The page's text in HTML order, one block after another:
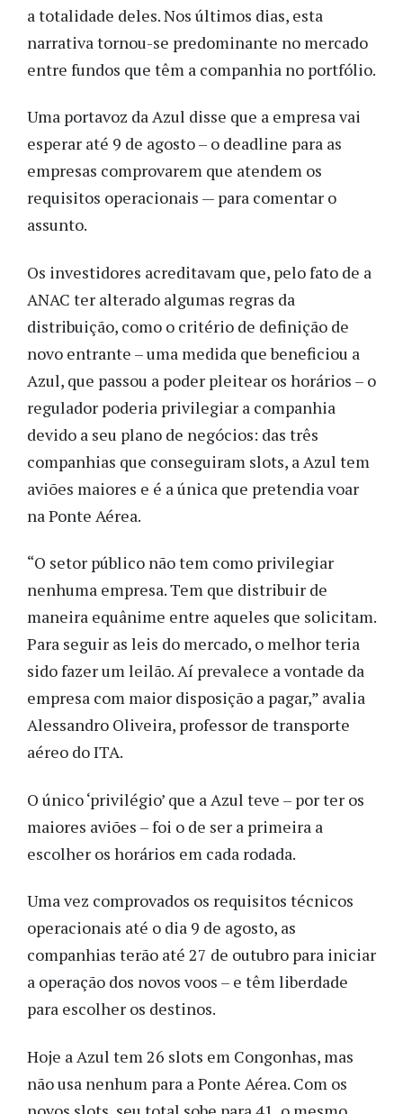
a totalidade deles. Nos últimos dias, esta
narrativa tornou-se predominante no mercado
entre fundos que têm a companhia no portfólio.
Uma portavoz da Azul disse que a empresa vai
esperar até 9 de agosto – o deadline para as
empresas comprovarem que atendem os
requisitos operacionais — para comentar o
assunto.
Os investidores acreditavam que, pelo fato de a
ANAC ter alterado algumas regras da
distribuição, como o critério de definição de
novo entrante – uma medida que beneficiou a
Azul, que passou a poder pleitear os horários – o
regulador poderia privilegiar a companhia
devido a seu plano de negócios: das três
companhias que conseguiram slots, a Azul tem
aviões maiores e é a única que pretendia voar
na Ponte Aérea.
“O setor público não tem como privilegiar
nenhuma empresa. Tem que distribuir de
maneira equânime entre aqueles que solicitam.
Para seguir as leis do mercado, o melhor teria
sido fazer um leilão. Aí prevalece a vontade da
empresa com maior disposição a pagar,” avalia
Alessandro Oliveira, professor de transporte
aéreo do ITA.
O único ‘privilégio’ que a Azul teve – por ter os
maiores aviões – foi o de ser a primeira a
escolher os horários em cada rodada.
Uma vez comprovados os requisitos técnicos
operacionais até o dia 9 de agosto, as
companhias terão até 27 de outubro para iniciar
a operação dos novos voos – e têm liberdade
para escolher os destinos.
Hoje a Azul tem 26 slots em Congonhas, mas
não usa nenhum para a Ponte Aérea. Com os